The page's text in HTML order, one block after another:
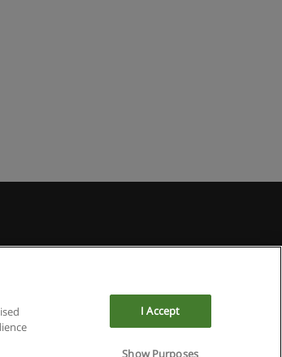
I Accept
Show Purposes